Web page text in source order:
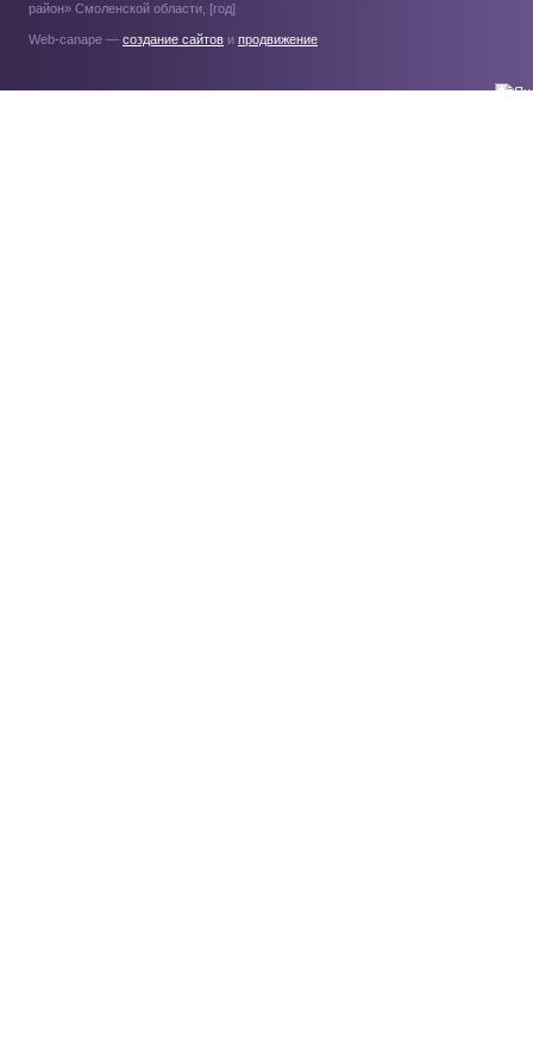
район» Смоленской области, [год]
Web-canape — создание сайтов и продвижение